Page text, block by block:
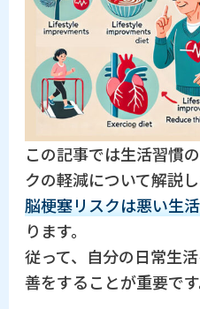
この記事では生活習慣
クの軽減について解説し
脳梗塞リスクは悪い生
ります。
従って、自分の日常生
善をすることが重要です